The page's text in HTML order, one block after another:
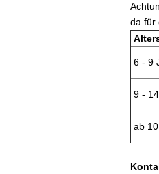
da für
6 - 9
9 -
ab